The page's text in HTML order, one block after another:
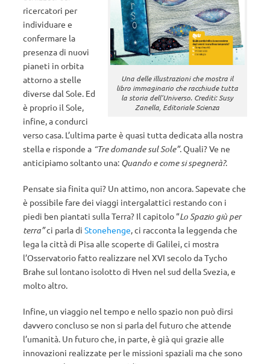
Una delle illustrazioni che mostra il
libro immaginario che racchiude tutta
la storia dell’Universo. Crediti: Susy
Zanella, Editoriale Scienza
ricercatori per
individuare e
confermare la
presenza di nuovi
pianeti in orbita
attorno a stelle
diverse dal Sole. Ed
è proprio il Sole,
infine, a condurci
verso casa. L’ultima parte è quasi tutta dedicata alla nostra
stella e risponde a “Tre domande sul Sole”.Quali? Ve ne
anticipiamo soltanto una: Quando e come si spegnerà?.
Pensate sia finita qui? Un attimo, non ancora. Sapevate che
è possibile fare dei viaggi intergalattici restando con i
piedi ben piantati sulla Terra? Il capitolo “Lo Spazio giù per
terra”ci parla di Stonehenge, ci racconta la leggenda che
lega la città di Pisa alle scoperte di Galilei, ci mostra
l’Osservatorio fatto realizzare nel XVI secolo da Tycho
Brahe sul lontano isolotto di Hven nel sud della Svezia, e
molto altro.
Infine, un viaggio nel tempo e nello spazio non può dirsi
davvero concluso se non si parla del futuro che attende
l’umanità. Un futuro che, in parte, è già qui grazie alle
innovazioni realizzate per le missioni spaziali ma che sono